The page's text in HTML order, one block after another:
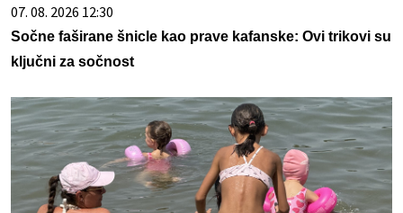
07. 08. 2026 12:30
Sočne faširane šnicle kao prave kafanske: Ovi trikovi su
ključni za sočnost